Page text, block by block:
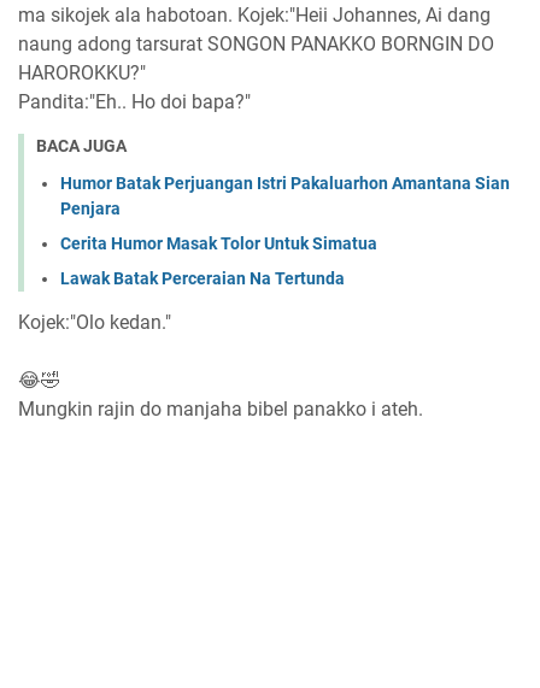
ma sikojek ala habotoan. Kojek:"Heii Johannes, Ai dang
naung adong tarsurat SONGON PANAKKO BORNGIN DO
HAROROKKU?"
Pandita:"Eh.. Ho doi bapa?"
BACA JUGA
Humor Batak Perjuangan Istri Pakaluarhon Amantana Sian
Penjara
Cerita Humor Masak Tolor Untuk Simatua
Lawak Batak Perceraian Na Tertunda
Kojek:"Olo kedan."
😂🤣
Mungkin rajin do manjaha bibel panakko i ateh.